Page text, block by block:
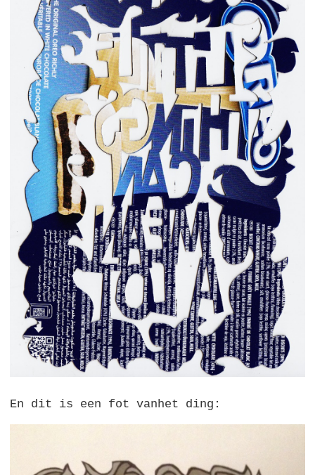
En dit is een fot vanhet ding: